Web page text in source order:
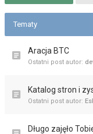
Tematy
Aracja BTC
Ostatni post autor:
Katalog stron i
Ostatni post autor:
Długo zajęło